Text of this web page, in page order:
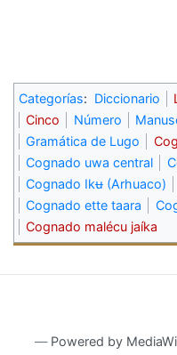
Categorías: Diccionario
Cinco
Número
Gramática de Lugo
Cognado uwa central
Cognado Ikʉ (Arhuaco)
Cognado ette taara
Cognado malécu jaíka
― Powered by